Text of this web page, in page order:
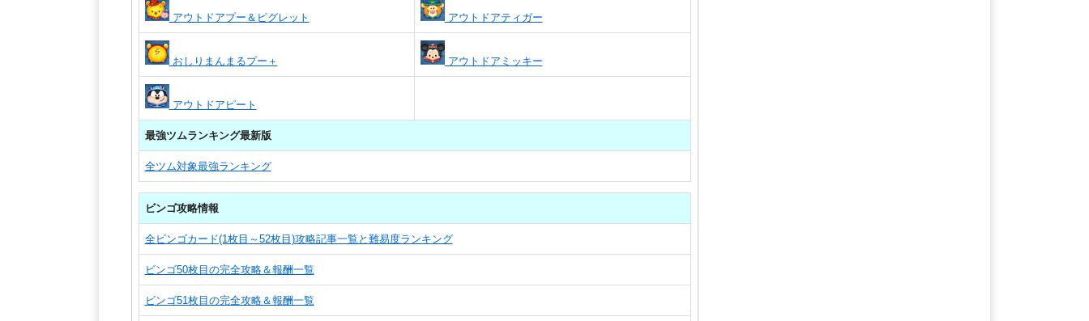
アウトドアプー＆ピグレット アウトドアティガー
おしりまんまるプー＋ アウトドアミッキー
アウトドアピート
最強ツムランキング最新版
全ツム対象最強ランキング
ビンゴ攻略情報
全ビンゴカード(1枚目～52枚目)攻略記事一覧と難易度ランキング
ビンゴ50枚目の完全攻略＆報酬一覧
ビンゴ51枚目の完全攻略＆報酬一覧